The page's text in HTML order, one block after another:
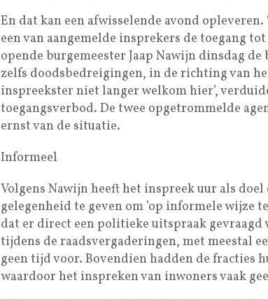
En dat kan een afwisselende avond
een van aangemelde insprekers de toegang
opende burgemeester Jaap Nawijn dinsdag
zelfs doodsbedreigingen, in de richting van
inspreekster niet langer welkom hier’,
toegangsverbod. De twee opgetrommelde
ernst van de situatie.
Informeel
Volgens Nawijn heeft het inspreek uur als doel
gelegenheid te geven om ’op informele wijze
dat er direct een politieke uitspraak gevraagd
tijdens de raadsvergaderingen, met meestal
geen tijd voor. Bovendien hadden de fracties
waardoor het inspreken van inwoners vaak